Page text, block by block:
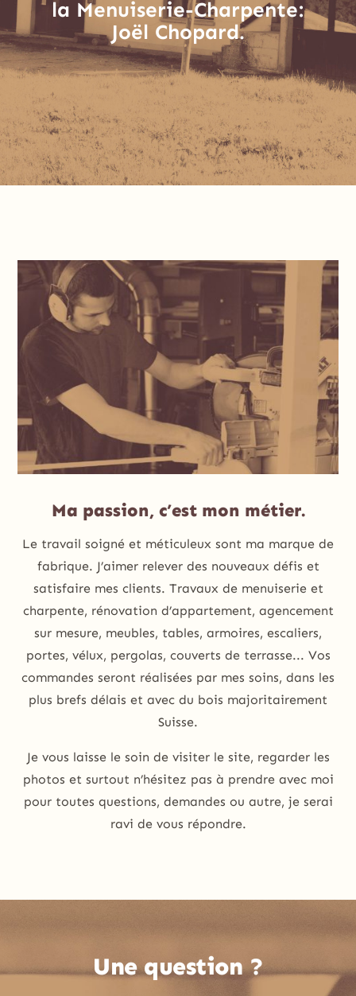
la Menuiserie-Charpente:
Joël Chopard.
Ma passion, c’est mon métier.
Le travail soigné et méticuleux sont ma marque de
fabrique. J’aimer relever des nouveaux défis et
satisfaire mes clients. Travaux de menuiserie et
charpente, rénovation d’appartement, agencement
sur mesure, meubles, tables, armoires, escaliers,
portes, vélux, pergolas, couverts de terrasse... Vos
commandes seront réalisées par mes soins, dans les
plus brefs délais et avec du bois majoritairement
Suisse.
Je vous laisse le soin de visiter le site, regarder les
photos et surtout n’hésitez pas à prendre avec moi
pour toutes questions, demandes ou autre, je serai
ravi de vous répondre.
Une question ?